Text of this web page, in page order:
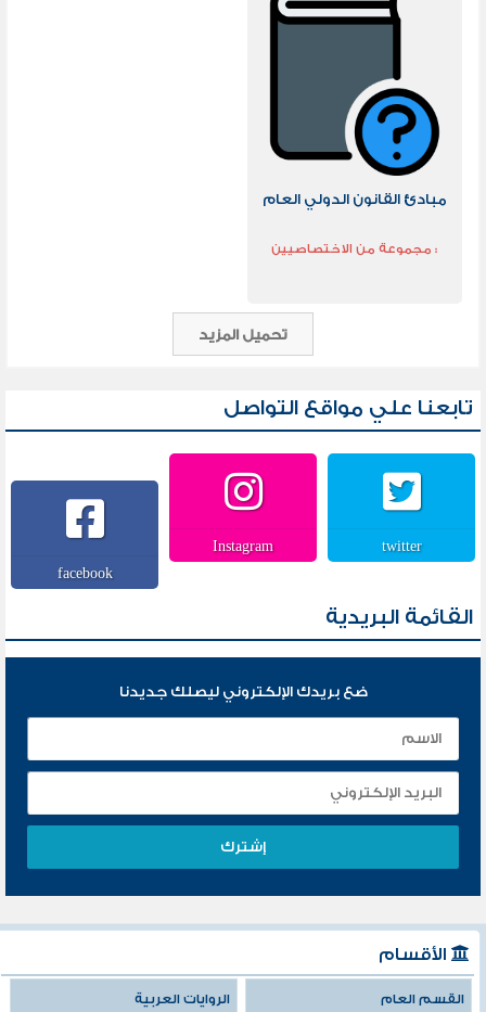
مبادئ القانون الدولي العام
: مجموعة من الاختصاصيين
تحميل المزيد
تابعنا علي مواقع التواصل
twitter
Instagram
facebook
القائمة البريدية
ضع بريدك الإلكتروني ليصلك جديدنا
الأقسام
القسم العام الروايات العربية